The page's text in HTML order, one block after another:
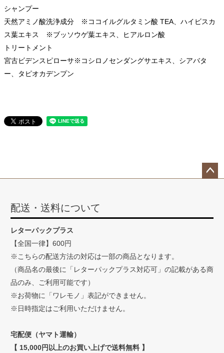
シャンプー
天然アミノ酸洗浄成分 ※ココイルグルタミン酸 TEA、ハイビスカ
ス葉エキス ※ブッソウゲ葉エキス、ヒアルロン酸
トリートメント
宮古ビデンスピローサ※コシロノセンダングサエキス、シアバタ
ー、タピオカデンプン
配送・送料について
レターパックプラス
【全国一律】600円
※こちらの配送方法の対応は一部の商品となります。
（商品名の最後に「レターパックプラス対応可」の記載がある商
品のみ、ご利用可能です）
※お荷物に「ワレモノ」表記ができません。
※日時指定はご利用いただけません。
宅配便（ヤマト運輸）
【 15,000円以上のお買い上げで送料無料 】